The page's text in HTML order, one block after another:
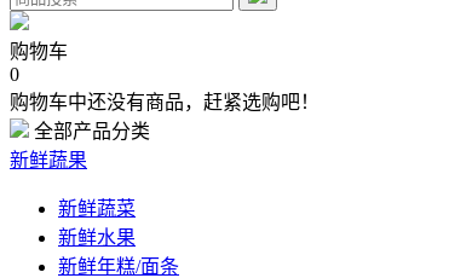
购物车
0
购物车中还没有商品，赶紧选购吧！
全部产品分类
新鲜蔬果
新鲜蔬菜
新鲜水果
新鲜年糕/面条